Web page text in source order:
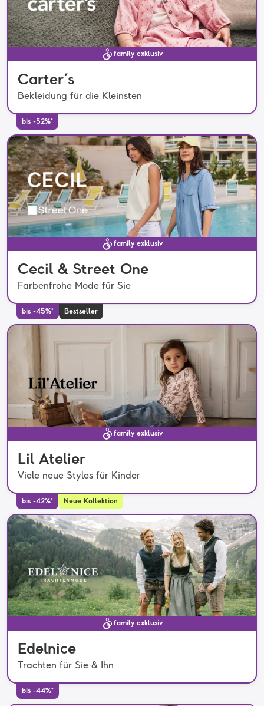
family exklusiv
Carter´s
Bekleidung für die Kleinsten
bis -52%*
family exklusiv
Cecil & Street One
Farbenfrohe Mode für Sie
bis -45%* Bestseller
family exklusiv
Lil Atelier
Viele neue Styles für Kinder
bis -42%* Neue Kollektion
family exklusiv
Edelnice
Trachten für Sie & Ihn
bis -44%*